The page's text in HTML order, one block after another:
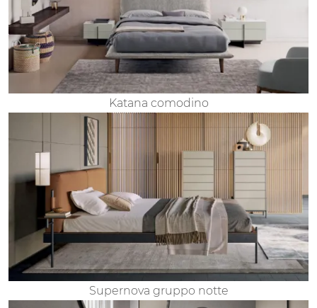
Katana comodino
Supernova gruppo notte